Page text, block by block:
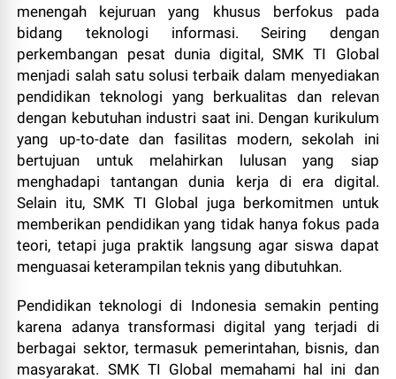
menengah kejuruan yang khusus berfokus pada
bidang teknologi informasi. Seiring dengan
perkembangan pesat dunia digital, SMK TI Global
menjadi salah satu solusi terbaik dalam menyediakan
pendidikan teknologi yang berkualitas dan relevan
dengan kebutuhan industri saat ini. Dengan kurikulum
yang up-to-date dan fasilitas modern, sekolah ini
bertujuan untuk melahirkan lulusan yang siap
menghadapi tantangan dunia kerja di era digital.
Selain itu, SMK TI Global juga berkomitmen untuk
memberikan pendidikan yang tidak hanya fokus pada
teori, tetapi juga praktik langsung agar siswa dapat
menguasai keterampilan teknis yang dibutuhkan.
Pendidikan teknologi di Indonesia semakin penting
karena adanya transformasi digital yang terjadi di
berbagai sektor, termasuk pemerintahan, bisnis, dan
masyarakat. SMK TI Global memahami hal ini dan